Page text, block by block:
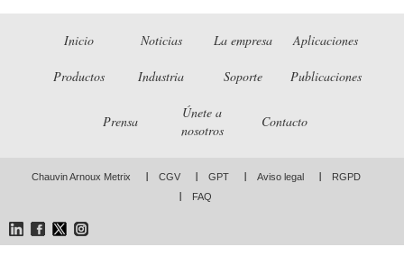
Inicio Noticias La empresa Aplicaciones
Productos Industria Soporte Publicaciones
Prensa
Únete a
nosotros
Contacto
Chauvin Arnoux Metrix CGV GPT Aviso legal
RGPD
FAQ